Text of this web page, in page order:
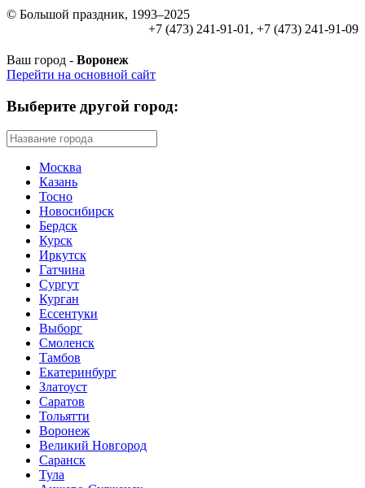
© Большой праздник, 1993–2025
+7 (473) 241-91-01, +7 (473) 241-91-09
Ваш город - Воронеж
Перейти на основной сайт
Выберите другой город:
Москва
Казань
Тосно
Новосибирск
Бердск
Курск
Иркутск
Гатчина
Сургут
Курган
Ессентуки
Выборг
Смоленск
Тамбов
Екатеринбург
Златоуст
Саратов
Тольятти
Воронеж
Великий Новгород
Саранск
Тула